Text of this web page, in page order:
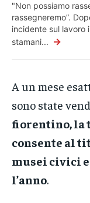
"Non possiamo
rassegneremo”.
incidente sul lavoro
stamani... →
A un mese
sono state
fiorentino, la
consente al
musei civici
l’anno.